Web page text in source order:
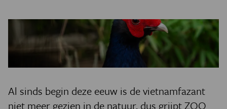
PODCAST AGENDA
JONGE UITDAGERS
Al sinds begin deze eeuw is de vietnamfazant
niet meer gezien in de natuur, dus grijpt ZOO